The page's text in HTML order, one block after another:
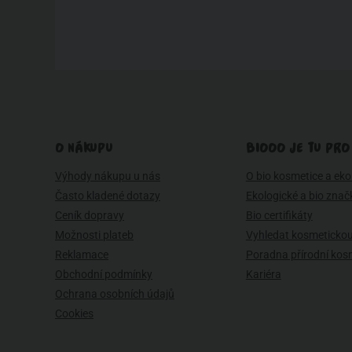
O NÁKUPU
Výhody nákupu u nás
Často kladené dotazy
Ceník dopravy
Možnosti plateb
Reklamace
Obchodní podmínky
Ochrana osobních údajů
Cookies
BIOOO JE TU
O bio kosmetice a
Ekologické a bio
Bio certifikáty
Vyhledat
Poradna přírodní
Kariéra